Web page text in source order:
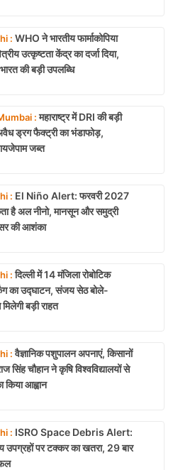
: WHO ने भारतीय फार्माकोपिया
उत्कृष्टता केंद्र का दर्जा दिया,
की बड़ी उपलब्धि
:महाराष्ट्र में DRI की बड़ी
अवैध ड्रग फैक्ट्री का भंडाफोड़,
जब्त
: El Niño Alert: फरवरी 2027
है अल नीनो, मानसून और समुद्री
की आशंका
:दिल्ली में 14 मंजिला रोबोटिक
का उद्घाटन, संजय सेठ बोले-
बड़ी राहत
:वैज्ञानिक पशुपालन अपनाएं, किसानों
सिंह चौहान ने कृषि विश्वविद्यालयों से
किया आह्वान
: ISRO Space Debris Alert:
उपग्रहों पर टक्कर का खतरा, 29 बार